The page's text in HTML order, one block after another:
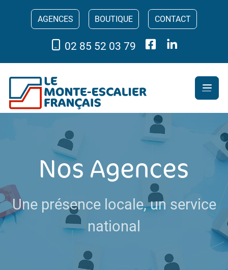
AGENCES BOUTIQUE CONTACT
02 85 52 03 79
Nos Agences
Une présence locale, un service
national